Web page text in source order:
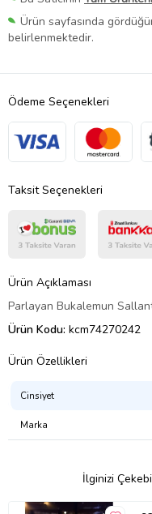
Ürün sayfasında
belirlenmektedir.
Ödeme Seçenekleri
Taksit Seçenekleri
Ürün Açıklaması
Parlayan Bukalemun
Ürün Kodu: kcm74270242
Ürün Özellikleri
Cinsiyet
Marka
İlginizi